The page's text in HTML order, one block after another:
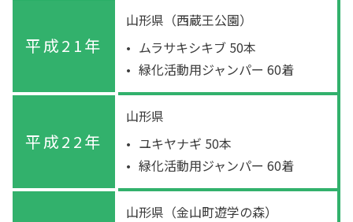
平成21年
山形県（西蔵王公園）
ムラサキシキブ 50本
緑化活動用ジャンパー 60着
平成22年
山形県
ユキヤナギ 50本
緑化活動用ジャンパー 60着
山形県（金山町遊学の森）